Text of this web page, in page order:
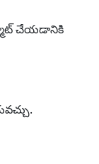
చేయడానికి